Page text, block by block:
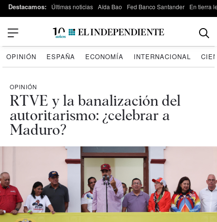
Destacamos: Últimas noticias Aída Bao Fed Banco Santander En tierra
OPINIÓN ESPAÑA ECONOMÍA INTERNACIONAL
OPINIÓN
RTVE y la banalización del
autoritarismo: ¿celebrar a
Maduro?